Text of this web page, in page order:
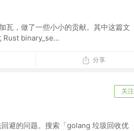
瓦，做了一些小小的贡献。其中这篇文
Rust binary_se...
分享
关注
避的问题。搜索「golang 垃圾回收优